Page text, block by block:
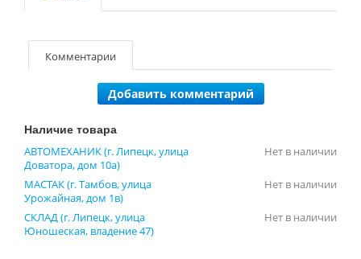
Комментарии
Добавить комментарий
Наличие товара
АВТОМЕХАНИК (г. Липецк, улица
Доватора, дом 10а)
Нет в наличии
МАСТАК (г. Тамбов, улица
Урожайная, дом 1в)
Нет в наличии
СКЛАД (г. Липецк, улица
Юношеская, владение 47)
Нет в наличии